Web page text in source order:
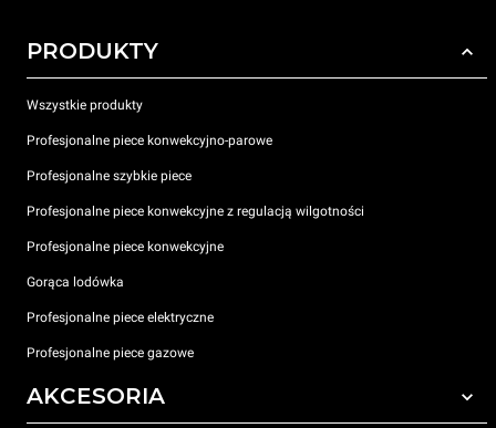
PRODUKTY
Wszystkie produkty
Profesjonalne piece konwekcyjno-parowe
Profesjonalne szybkie piece
Profesjonalne piece konwekcyjne z regulacją wilgotności
Profesjonalne piece konwekcyjne
Gorąca lodówka
Profesjonalne piece elektryczne
Profesjonalne piece gazowe
AKCESORIA